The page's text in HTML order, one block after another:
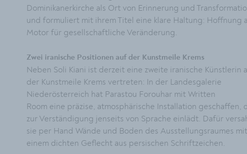
Dominikanerkirche als Ort von Erinnerung und
und formuliert mit ihrem Titel eine klare Haltung: Hoffnung
Motor für gesellschaftliche Veränderung.
Zwei iranische Positionen auf der Kunstmeile Krems
Neben Soli Kiani ist derzeit eine zweite iranische Künstlerin
der Kunstmeile Krems vertreten: In der Landesgalerie
Niederösterreich hat Parastou Forouhar mit Written
Room eine präzise, atmosphärische Installation geschaffen,
zur Verständigung jenseits von Sprache einlädt. Dafür
sie per Hand Wände und Boden des Ausstellungsraumes mit
einem dichten Geflecht aus persischen Schriftzeichen.